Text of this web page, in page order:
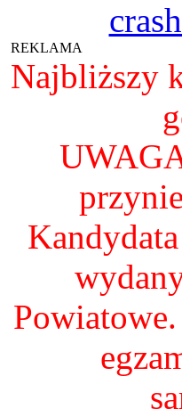
REKLAMA
Najbliższy